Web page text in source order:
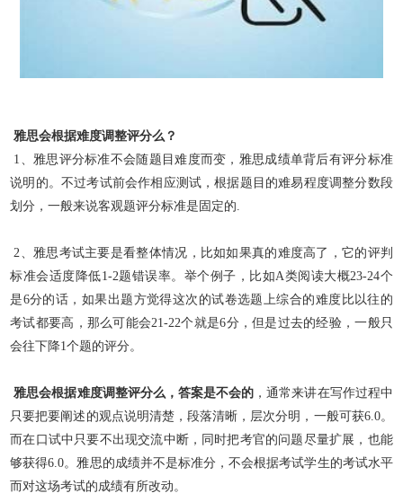
雅思会根据难度调整评分么？
1、雅思评分标准不会随题目难度而变，雅思成绩单背后有评分标准
说明的。不过考试前会作相应测试，根据题目的难易程度调整分数段
划分，一般来说客观题评分标准是固定的.
2、雅思考试主要是看整体情况，比如如果真的难度高了，它的评判
标准会适度降低1-2题错误率。举个例子，比如A类阅读大概23-24个
是6分的话，如果出题方觉得这次的试卷选题上综合的难度比以往的
考试都要高，那么可能会21-22个就是6分，但是过去的经验，一般只
会往下降1个题的评分。
雅思会根据难度调整评分么，答案是不会的 ，通常来讲在写作过程中
只要把要阐述的观点说明清楚，段落清晰，层次分明，一般可获6.0。
而在口试中只要不出现交流中断，同时把考官的问题尽量扩展， 也能
够获得6.0。雅思的成绩并不是标准分，不会根据考试学生的考试水平
而对这场考试的成绩有所改动。